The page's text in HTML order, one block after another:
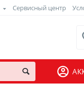
Сервисный центр